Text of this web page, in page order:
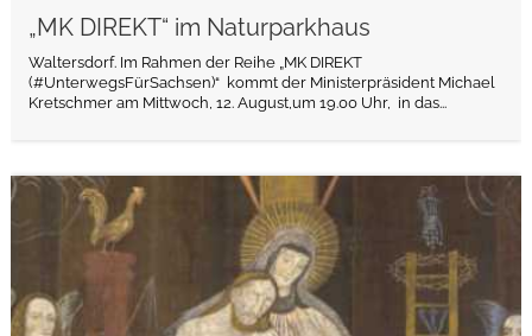
„MK DIREKT“ im Naturparkhaus
Waltersdorf. Im Rahmen der Reihe „MK DIREKT
(#UnterwegsFürSachsen)“ kommt der Ministerpräsident Michael
Kretschmer am Mittwoch, 12. August,um 19.00 Uhr, in das...
weiterlesen